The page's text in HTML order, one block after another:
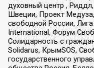
духовный центр ,
Швеции, Проект
свободной России,
International, Форум
Солидарность с
Solidarus, КрымSOS,
государственного